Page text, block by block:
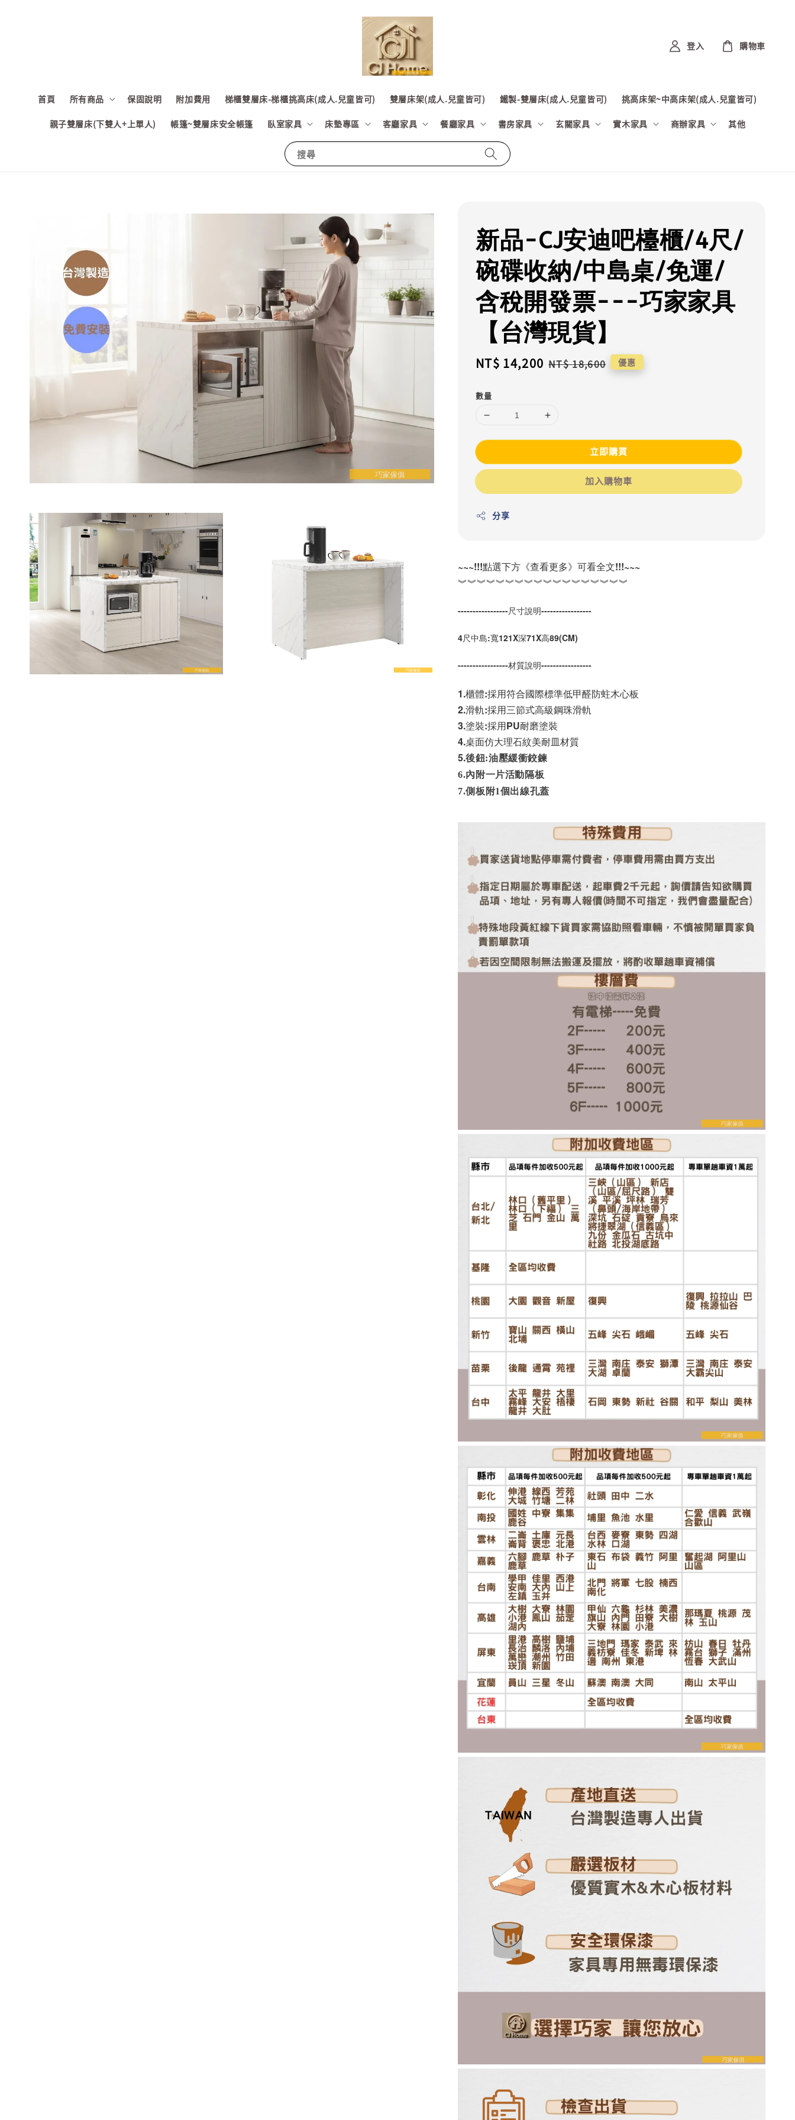
搜尋
首頁 所有商品 保固說明 附加費用 梯櫃雙層床-梯櫃挑高床(成人.兒童皆可) 雙層床架(成人.兒童皆可) 鐵製-雙層床(成人.兒童皆可) 挑高床架~中高床架(成人.兒童皆可)
親子雙層床(下雙人+上單人) 帳篷~雙層床安全帳篷 臥室家具 床墊專區 客廳家具 餐廳家具 書房家具 玄關家具 實木家具 商辦家具 其他
登入 購物車
新品-CJ安迪吧檯櫃/4尺/
碗碟收納/中島桌/免運/
含稅開發票---巧家家具
【台灣現貨】
Sale
NT$ 14,200 Regular
NT$ 18,600 優惠
數量
立即購買
加入購物車
分享
~~~!!!點選下方《查看更多》可看全文!!!~~~
︾︾︾︾︾︾︾︾︾︾︾︾︾︾︾︾︾︾
-----------------尺寸說明-----------------
4尺中島:寬121X深71X高89(CM)
-----------------材質說明-----------------
1.櫃體:採用符合國際標準低甲醛防蛀木心板
2.滑軌:採用三節式高級鋼珠滑軌
3.塗裝:採用PU耐磨塗裝
4.桌面仿大理石紋美耐皿材質
5.後鈕:油壓緩衝鉸鍊
6.內附一片活動隔板
7.側板附1個出線孔蓋